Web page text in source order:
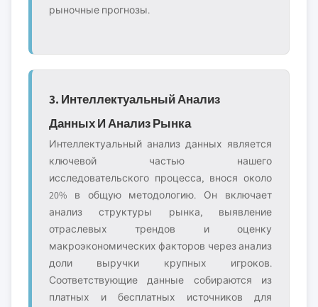
рыночные прогнозы.
3. Интеллектуальный Анализ
Данных И Анализ Рынка
Интеллектуальный анализ данных является
ключевой частью нашего
исследовательского процесса, внося около
20% в общую методологию. Он включает
анализ структуры рынка, выявление
отраслевых трендов и оценку
макроэкономических факторов через анализ
доли выручки крупных игроков.
Соответствующие данные собираются из
платных и бесплатных источников для